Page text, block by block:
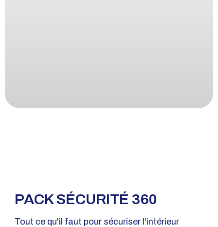
PACK SÉCURITÉ 360
Tout ce qu'il faut pour sécuriser l'intérieur